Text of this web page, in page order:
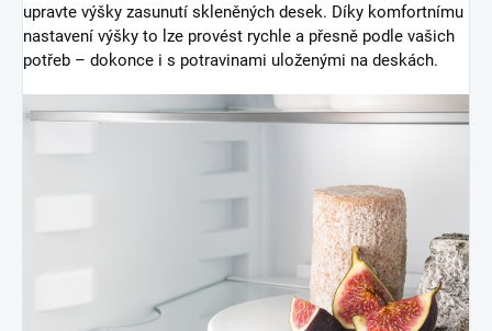
upravte výšky zasunutí skleněných desek. Díky komfortnímu
nastavení výšky to lze provést rychle a přesně podle vašich
potřeb – dokonce i s potravinami uloženými na deskách.